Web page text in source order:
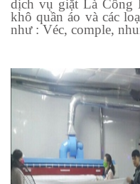
dịch vụ giặt Là Công
khô quần áo và các
như : Véc, comple,